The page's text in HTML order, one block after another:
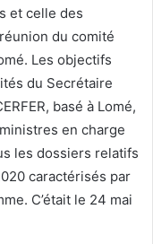
et celle des
du comité
Les objectifs
du Secrétaire
basé à Lomé,
en charge
les dossiers relatifs
caractérisés par
C’était le 24 mai